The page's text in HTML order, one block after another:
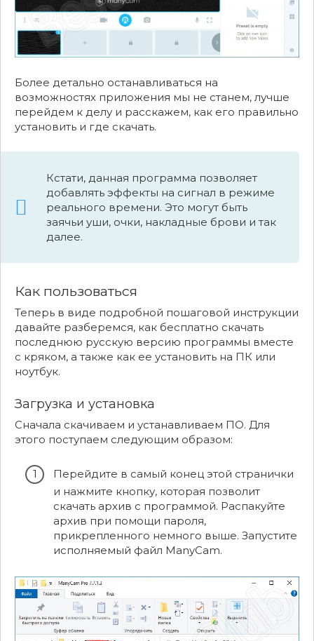
Более детально останавливаться на
возможностях приложения мы не станем, лучше
перейдем к делу и расскажем, как его правильно
установить и где скачать.
Кстати, данная программа позволяет
добавлять эффекты на сигнал в режиме
реального времени. Это могут быть
заячьи уши, очки, накладные брови и так
далее.
Как пользоваться
Теперь в виде подробной пошаговой инструкции
давайте разберемся, как бесплатно скачать
последнюю русскую версию программы вместе
с кряком, а также как ее установить на ПК или
ноутбук.
Загрузка и установка
Сначала скачиваем и устанавливаем ПО. Для
этого поступаем следующим образом:
Перейдите в самый конец этой странички
и нажмите кнопку, которая позволит
скачать архив с программой. Распакуйте
архив при помощи пароля,
прикрепленного немного выше. Запустите
исполняемый файл ManyCam.